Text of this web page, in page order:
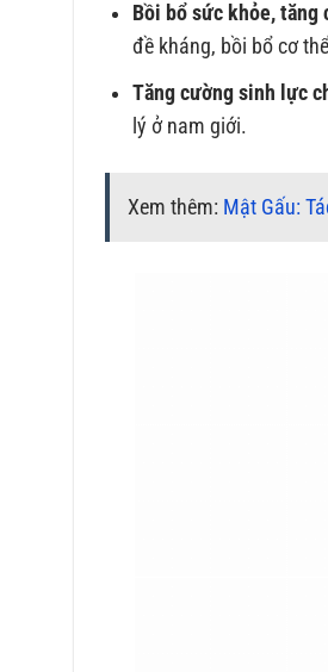
Bồi bổ sức khỏe,
đề kháng, bồi bổ cơ
Tăng cường sinh lực
lý ở nam giới.
Xem thêm: Mật Gấu: